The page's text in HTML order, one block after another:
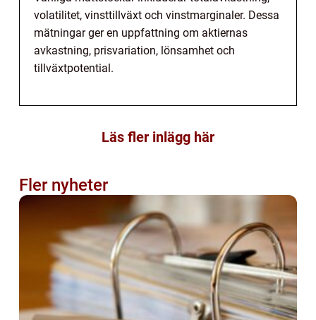
volatilitet, vinsttillväxt och vinstmarginaler. Dessa
mätningar ger en uppfattning om aktiernas
avkastning, prisvariation, lönsamhet och
tillväxtpotential.
Läs fler inlägg här
Fler nyheter